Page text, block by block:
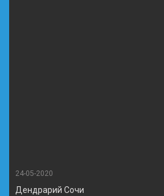
24-05-2020
Дендрарий Сочи